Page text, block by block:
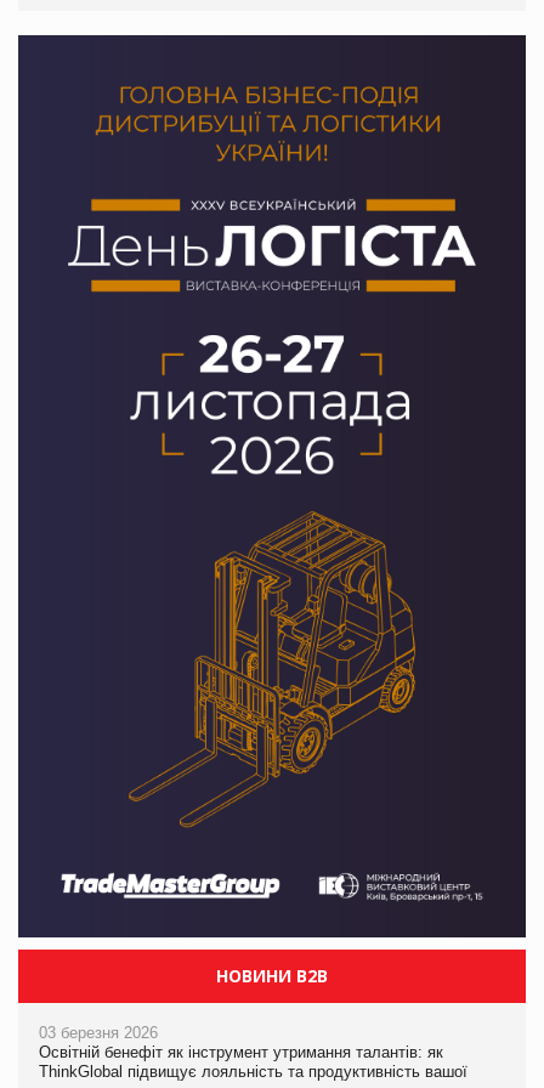
НОВИНИ B2B
03 березня 2026
Освітній бенефіт як інструмент утримання талантів: як
ThinkGlobal підвищує лояльність та продуктивність вашої